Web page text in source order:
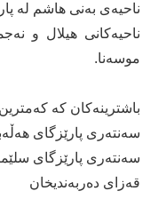
ناحیەی بەنی هاشم لە
ناحیەكانی هیلال و
موسەنا.
باشترینەكان كە كەمترین
سەنتەری پارێزگای
سەنتەری پارێزگای
قەزای دەربەندیخان